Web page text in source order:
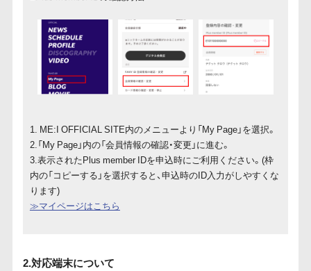
1. ME:I OFFICIAL SITE内のメニューより「My Page」を選択。
2.「My Page」内の「会員情報の確認・変更」に進む。
3.表示されたPlus member IDを申込時にご利用ください。(枠
内の「コピーする」を選択すると、申込時のID入力がしやすくな
ります)
≫マイページはこちら
2.対応端末について